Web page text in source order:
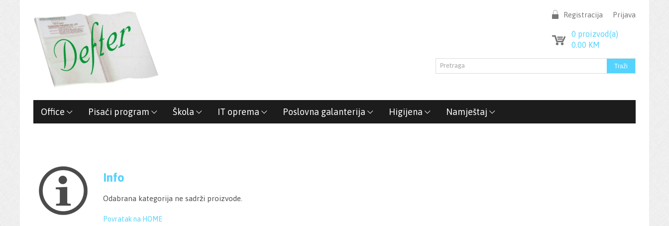
Prijava
Registracija
0 proizvod(a)
0.00 KM
Office Pisaći program Škola IT oprema Poslovna galanterija Higijena Namještaj
Info
Odabrana kategorija ne sadrži proizvode.
Povratak na HOME